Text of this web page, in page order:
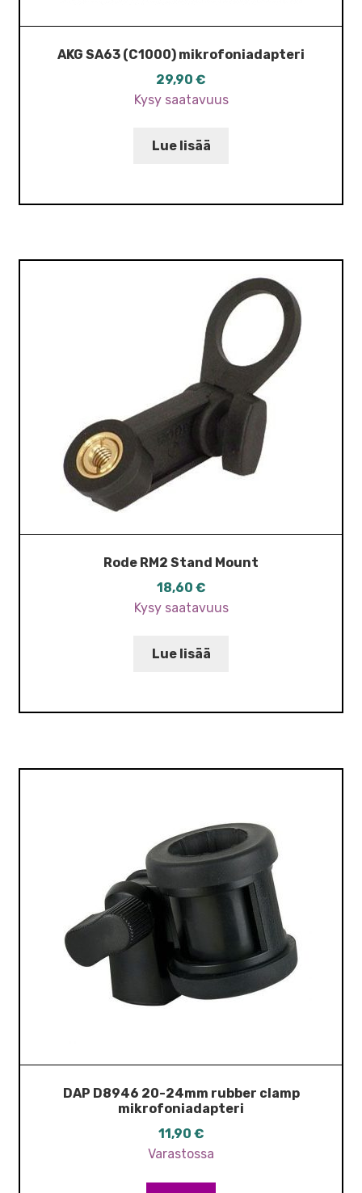
AKG SA63 (C1000) mikrofoniadapteri
29,90 €
Kysy saatavuus
Lue lisää
Rode RM2 Stand Mount
18,60 €
Kysy saatavuus
Lue lisää
DAP D8946 20-24mm rubber clamp
mikrofoniadapteri
11,90 €
Varastossa